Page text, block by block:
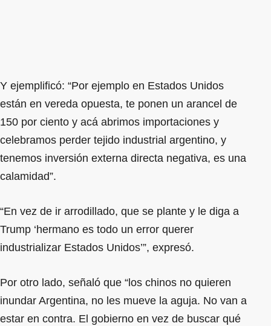
Y ejemplificó: “Por ejemplo en Estados Unidos
están en vereda opuesta, te ponen un arancel de
150 por ciento y acá abrimos importaciones y
celebramos perder tejido industrial argentino, y
tenemos inversión externa directa negativa, es una
calamidad”.
“En vez de ir arrodillado, que se plante y le diga a
Trump ‘hermano es todo un error querer
industrializar Estados Unidos’”, expresó.
Por otro lado, señaló que “los chinos no quieren
inundar Argentina, no les mueve la aguja. No van a
estar en contra. El gobierno en vez de buscar qué